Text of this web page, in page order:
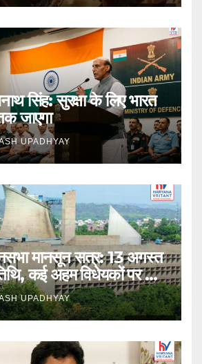
सिंह: सुरक्षा के लिए भारत
जाएगा
UPADHYAY
मानसून सत्र: 13 अगस्त
कई अहम विधेयकों पर होगी
UPADHYAY